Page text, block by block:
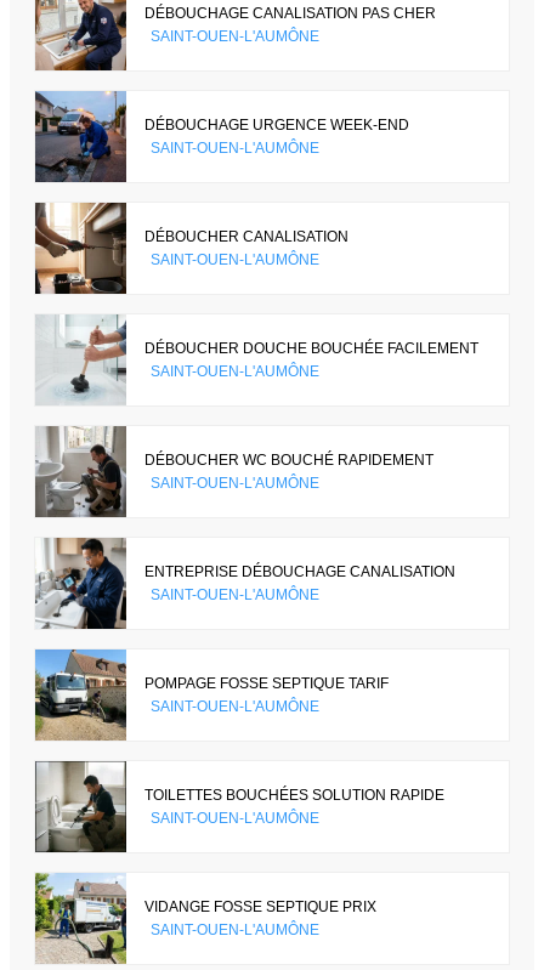
DÉBOUCHAGE CANALISATION PAS CHER
SAINT-OUEN-L'AUMÔNE
DÉBOUCHAGE URGENCE WEEK-END
SAINT-OUEN-L'AUMÔNE
DÉBOUCHER CANALISATION
SAINT-OUEN-L'AUMÔNE
DÉBOUCHER DOUCHE BOUCHÉE FACILEMENT
SAINT-OUEN-L'AUMÔNE
DÉBOUCHER WC BOUCHÉ RAPIDEMENT
SAINT-OUEN-L'AUMÔNE
ENTREPRISE DÉBOUCHAGE CANALISATION
SAINT-OUEN-L'AUMÔNE
POMPAGE FOSSE SEPTIQUE TARIF
SAINT-OUEN-L'AUMÔNE
TOILETTES BOUCHÉES SOLUTION RAPIDE
SAINT-OUEN-L'AUMÔNE
VIDANGE FOSSE SEPTIQUE PRIX
SAINT-OUEN-L'AUMÔNE